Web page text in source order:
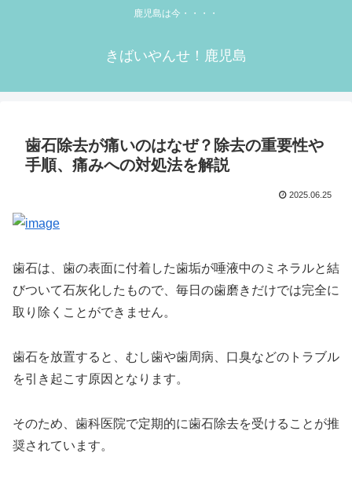
鹿児島は今・・・・
きばいやんせ！鹿児島
歯石除去が痛いのはなぜ？除去の重要性や
手順、痛みへの対処法を解説
2025.06.25
歯石は、歯の表面に付着した歯垢が唾液中のミネラルと結
びついて石灰化したもので、毎日の歯磨きだけでは完全に
取り除くことができません。
歯石を放置すると、むし歯や歯周病、口臭などのトラブル
を引き起こす原因となります。
そのため、歯科医院で定期的に歯石除去を受けることが推
奨されています。